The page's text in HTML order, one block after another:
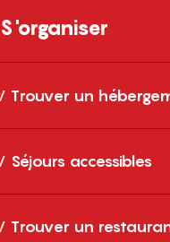
S'organiser
Trouver un
Séjours accessibles
Trouver un